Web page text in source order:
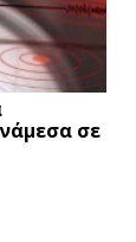
σε